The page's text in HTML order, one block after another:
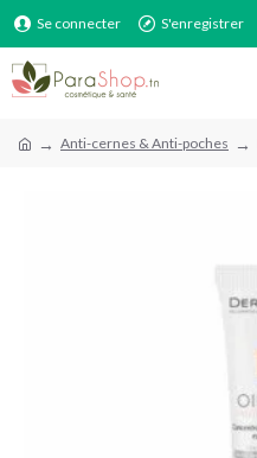
Se connecter S'enregistrer
Anti-cernes & Anti-poches